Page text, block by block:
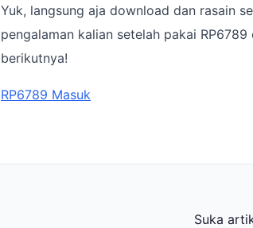
Yuk, langsung aja download dan rasain
pengalaman kalian setelah pakai
berikutnya!
RP6789 Masuk
Suka